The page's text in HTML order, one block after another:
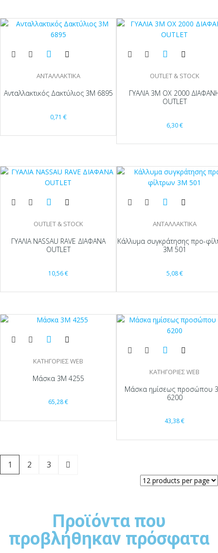
ΑΝΤΑΛΛΑΚΤΙΚΑ
Ανταλλακτικός Δακτύλιος 3Μ 6895
0,71 €
OUTLET & STOCK
ΓΥΑΛΙΑ 3Μ OX 2000
OUTLET
6,30€
OUTLET & STOCK
ΓΥΑΛΙΑ NASSAU RAVE ΔΙΑΦΑΝΑ
OUTLET
10,56€
ΑΝΤΑΛΛΑΚΤΙΚΑ
Κάλλυμα συγκράτησης προ-
3Μ 501
5,08€
ΚΑΤΗΓΟΡΙΕΣ WEB
Μάσκα 3Μ 4255
65,28€
ΚΑΤΗΓΟΡΙΕΣ WEB
Μάσκα ημίσεως προσώπου
6200
43,38€
1 2 3
Προϊόντα που
προβλήθηκαν πρόσφατα